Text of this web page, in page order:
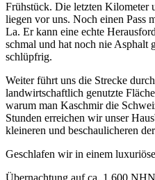
Frühstück. Die letzten Kilometer
liegen vor uns. Noch einen Pass
La. Er kann eine echte
schmal und hat noch nie Asphalt
schlüpfrig.
Weiter führt uns die Strecke
landwirtschaftlich genutzte
warum man Kaschmir die
Stunden erreichen wir unser
kleineren und beschaulicheren
Geschlafen wir in einem